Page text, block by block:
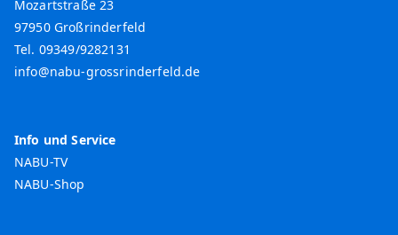
Mozartstraße 23
97950 Großrinderfeld
Tel. 09349/9282131
info@nabu-grossrinderfeld.de
Info und Service
NABU-TV
NABU-Shop